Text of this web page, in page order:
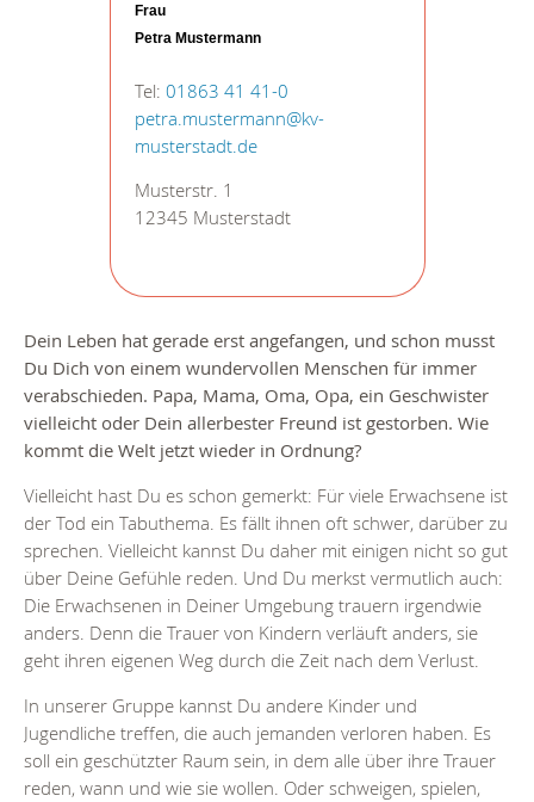
Frau
Petra Mustermann
Tel: 01863 41 41-0
petra.mustermann@kv-
musterstadt.de
Musterstr. 1
12345 Musterstadt
Dein Leben hat gerade erst angefangen, und schon musst
Du Dich von einem wundervollen Menschen für immer
verabschieden. Papa, Mama, Oma, Opa, ein Geschwister
vielleicht oder Dein allerbester Freund ist gestorben. Wie
kommt die Welt jetzt wieder in Ordnung?
Vielleicht hast Du es schon gemerkt: Für viele Erwachsene ist
der Tod ein Tabuthema. Es fällt ihnen oft schwer, darüber zu
sprechen. Vielleicht kannst Du daher mit einigen nicht so gut
über Deine Gefühle reden. Und Du merkst vermutlich auch:
Die Erwachsenen in Deiner Umgebung trauern irgendwie
anders. Denn die Trauer von Kindern verläuft anders, sie
geht ihren eigenen Weg durch die Zeit nach dem Verlust.
In unserer Gruppe kannst Du andere Kinder und
Jugendliche treffen, die auch jemanden verloren haben. Es
soll ein geschützter Raum sein, in dem alle über ihre Trauer
reden, wann und wie sie wollen. Oder schweigen, spielen,